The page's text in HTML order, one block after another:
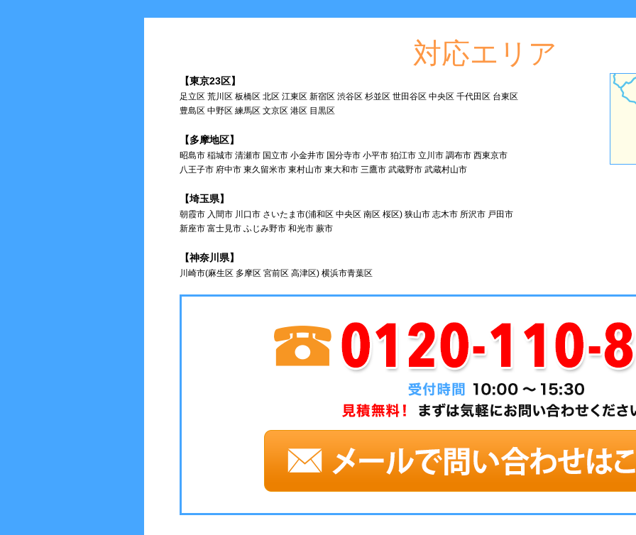
対応エリア
【東京23区】
足立区 荒川区 板橋区 北区 江東区 新宿区 渋谷区 杉並区 世田谷区 中央区 千代田区 台東区
豊島区 中野区 練馬区 文京区 港区 目黒区
【多摩地区】
昭島市 稲城市 清瀬市 国立市 小金井市 国分寺市 小平市 狛江市 立川市 調布市 西東京市
八王子市 府中市 東久留米市 東村山市 東大和市 三鷹市 武蔵野市 武蔵村山市
【埼玉県】
朝霞市 入間市 川口市 さいたま市(浦和区 中央区 南区 桜区) 狭山市 志木市 所沢市 戸田市
新座市 富士見市 ふじみ野市 和光市 蕨市
【神奈川県】
川崎市(麻生区 多摩区 宮前区 高津区) 横浜市青葉区